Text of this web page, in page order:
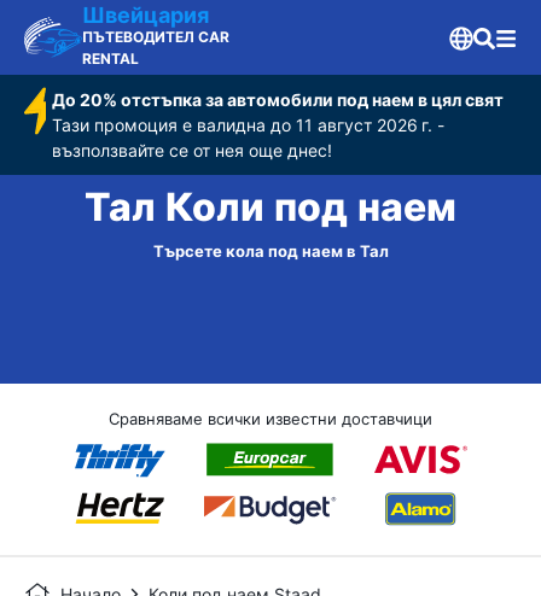
Швейцария
ПЪТЕВОДИТЕЛ CAR
RENTAL
До 20% отстъпка за автомобили под наем в цял свят
Тази промоция е валидна до 11 август 2026 г. -
възползвайте се от нея още днес!
Тал Коли под наем
Търсете кола под наем в Тал
Сравняваме всички известни доставчици